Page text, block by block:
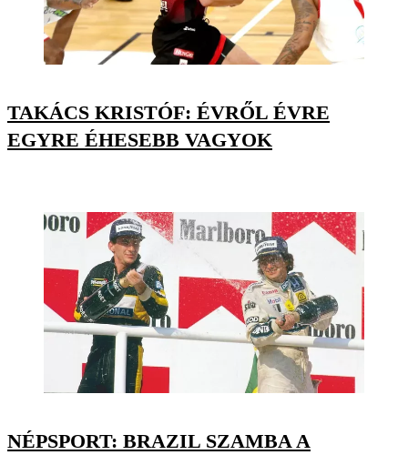
TAKÁCS KRISTÓF: ÉVRŐL ÉVRE
EGYRE ÉHESEBB VAGYOK
NÉPSPORT: BRAZIL SZAMBA A